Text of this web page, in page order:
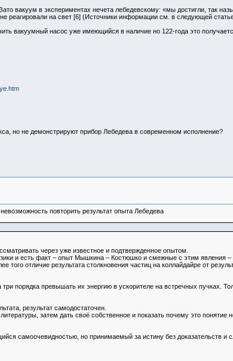
вакуум в экспериментах нечета лебедевскому: «мы достигли, так
реагировали на свет [6] (Источники информации см. в следующей
вакуумный насос уже имеющийся в наличие но 122-года это
но не демонстрируют прибор Лебедева в современном исполнение?
повторить результат опыта Лебедева
через уже известное и подтвержденное опытом.
и есть факт – опыт Мышкина – Костюшко и смежные с этим явления
отличие результата столкновения частиц на коллайдайре от
порядка превышать их энергию в ускорителе на встречных пучках.
результат самодостаточен.
затем дать своё собственное и показать почему это понятие
самоочевидностью, но принимаемый за истину без доказательств и